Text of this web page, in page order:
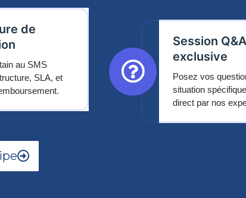
de
au SMS
SLA, et
Session Q&A
exclusive
Posez vos
situation
direct par nos